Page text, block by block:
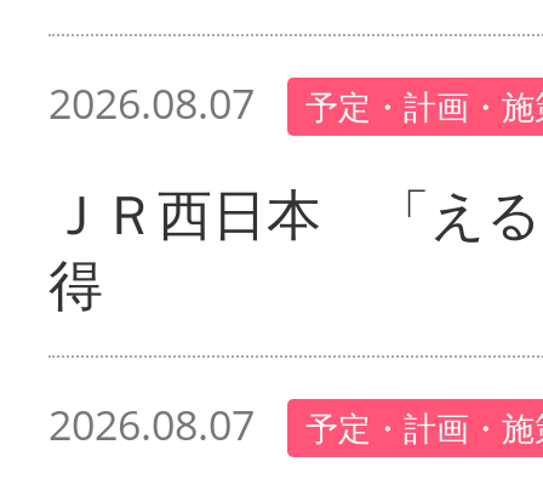
2026.08.07 予定・計画・
ＪＲ西日本 「え
得
2026.08.07 予定・計画・